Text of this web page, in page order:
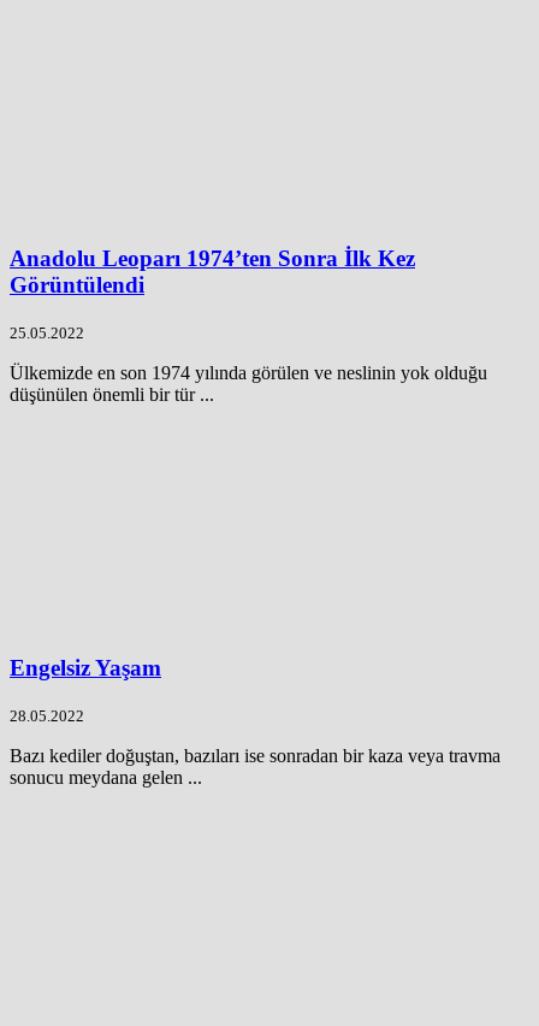
Anadolu Leoparı 1974’ten Sonra İlk Kez
Görüntülendi
25.05.2022
Ülkemizde en son 1974 yılında görülen ve neslinin yok olduğu
düşünülen önemli bir tür ...
Engelsiz Yaşam
28.05.2022
Bazı kediler doğuştan, bazıları ise sonradan bir kaza veya travma
sonucu meydana gelen ...